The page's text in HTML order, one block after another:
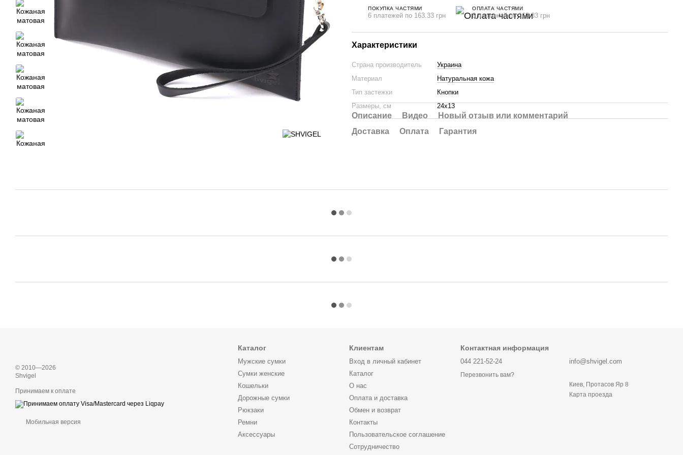
ПОКУПКА ЧАСТЯМИ
6 платежей по 163.33 грн
ОПЛАТА ЧАСТЯМИ
6 платежей по 163.33 грн
Характеристики
Страна производитель
Украина
Материал
Натуральная кожа
Тип застежки
Кнопки
Размеры, см
24х13
Описание Видео
Новый отзыв или комментарий
Доставка
Оплата Гарантия
© 2010—2026
Shvigel
Принимаем к оплате
Мобильная версия
Каталог
Мужские сумки
Сумки женские
Кошельки
Дорожные сумки
Рюкзаки
Ремни
Аксессуары
Клиентам
Вход в личный кабинет
Каталог
О нас
Оплата и доставка
Обмен и возврат
Контакты
Пользовательское соглашение
Сотрудничество
Контактная информация
044 221-52-24
Перезвонить вам?
info@shvigel.com
Киев, Протасов Яр 8
Карта проезда